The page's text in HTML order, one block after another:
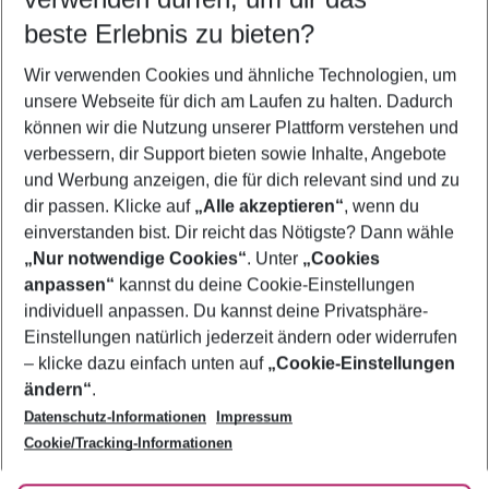
Familienurlaub Malia
Flug & Hotel Malia
Frübucher Angebote Malia für 2026
Last Minute Malia
Pauschalreisen Malia
Footer
Footer navigation
Über uns
AGB
Bestpreisgarantie
Cookie-Einstellungen ändern
Cookie-Richtlinie
Agenturbetreuung
Barrierefreies Reisen
Folge uns
beste Erlebnis zu bieten?
Wir verwenden Cookies und ähnliche Technologien, um
unsere Webseite für dich am Laufen zu halten. Dadurch
können wir die Nutzung unserer Plattform verstehen und
verbessern, dir Support bieten sowie Inhalte, Angebote
und Werbung anzeigen, die für dich relevant sind und zu
dir passen. Klicke auf „Alle akzeptieren“, wenn du
einverstanden bist. Dir reicht das Nötigste? Dann wähle
„Nur notwendige Cookies“. Unter „Cookies
anpassen“ kannst du deine Cookie-Einstellungen
individuell anpassen. Du kannst deine Privatsphäre-
Einstellungen natürlich jederzeit ändern oder widerrufen
– klicke dazu einfach unten auf „Cookie-Einstellungen
ändern“.
Datenschutz-Informationen
Impressum
Cookie/Tracking-Informationen